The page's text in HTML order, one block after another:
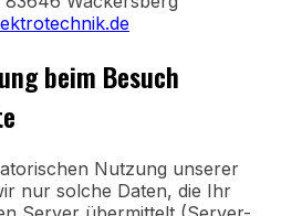
beim Besuch
Nutzung unserer
nur solche Daten, die Ihr